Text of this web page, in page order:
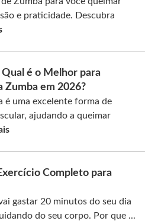
e praticidade. Descubra
é o Melhor para
Zumba em 2026?
é uma excelente forma de
ajudando a queimar
Completo para
gastar 20 minutos do seu dia
do seu corpo. Por que ...